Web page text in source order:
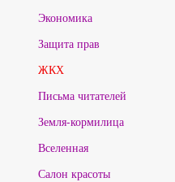
Экономика
Защита прав
ЖКХ
Письма читателей
Земля-кормилица
Вселенная
Салон красоты